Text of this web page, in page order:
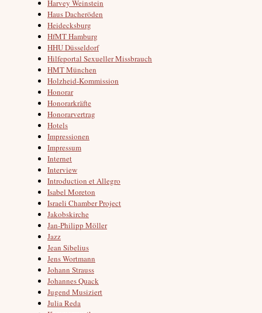
Harvey Weinstein
Haus Dacheröden
Heidecksburg
HfMT Hamburg
HHU Düsseldorf
Hilfeportal Sexueller Missbrauch
HMT München
Holzheid-Kommission
Honorar
Honorarkräfte
Honorarvertrag
Hotels
Impressionen
Impressum
Internet
Interview
Introduction et Allegro
Isabel Moreton
Israeli Chamber Project
Jakobskirche
Jan-Philipp Möller
Jazz
Jean Sibelius
Jens Wortmann
Johann Strauss
Johannes Quack
Jugend Musiziert
Julia Reda